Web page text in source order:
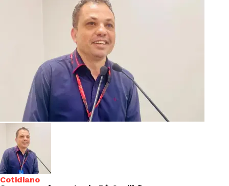
Cotidiano